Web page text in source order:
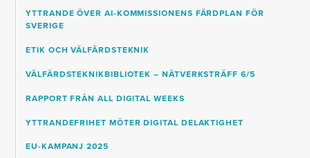
YTTRANDE ÖVER AI-KOMMISSIONENS FÄRDPLAN FÖR
SVERIGE
ETIK OCH VÄLFÄRDSTEKNIK
VÄLFÄRDSTEKNIKBIBLIOTEK – NÄTVERKSTRÄFF 6/5
RAPPORT FRÅN ALL DIGITAL WEEKS
YTTRANDEFRIHET MÖTER DIGITAL DELAKTIGHET
EU-KAMPANJ 2025